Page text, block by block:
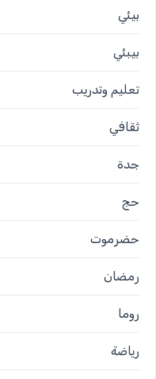
بيئي
بيبئي
تعليم وتدريب
ثقافي
جدة
حج
حضرموت
رمضان
روما
رياضة